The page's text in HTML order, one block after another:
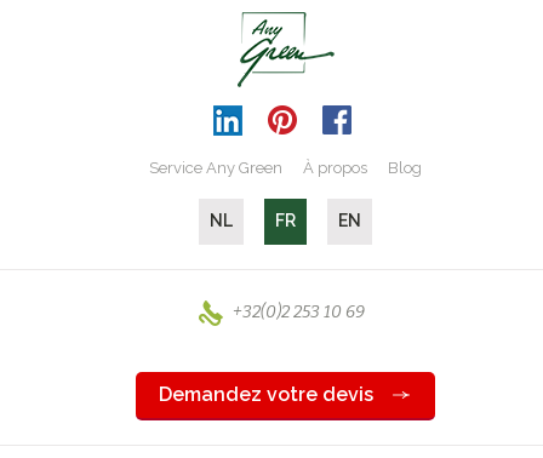
Service Any Green À propos Blog
NL FR EN
+32(0)2 253 10 69
Demandez votre devis